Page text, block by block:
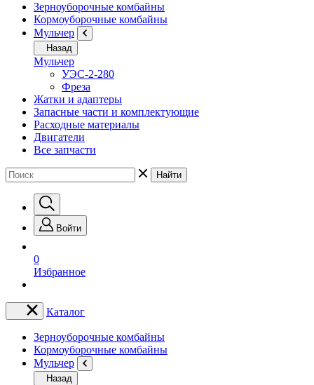
Зерноуборочные комбайны
Кормоуборочные комбайны
Мульчер
Назад
Мульчер
УЭС-2-280
Фреза
Жатки и адаптеры
Запасные части и комплектующие
Расходные материалы
Двигатели
Все запчасти
Найти
Войти
0
Избранное
Каталог
Зерноуборочные комбайны
Кормоуборочные комбайны
Мульчер
Назад